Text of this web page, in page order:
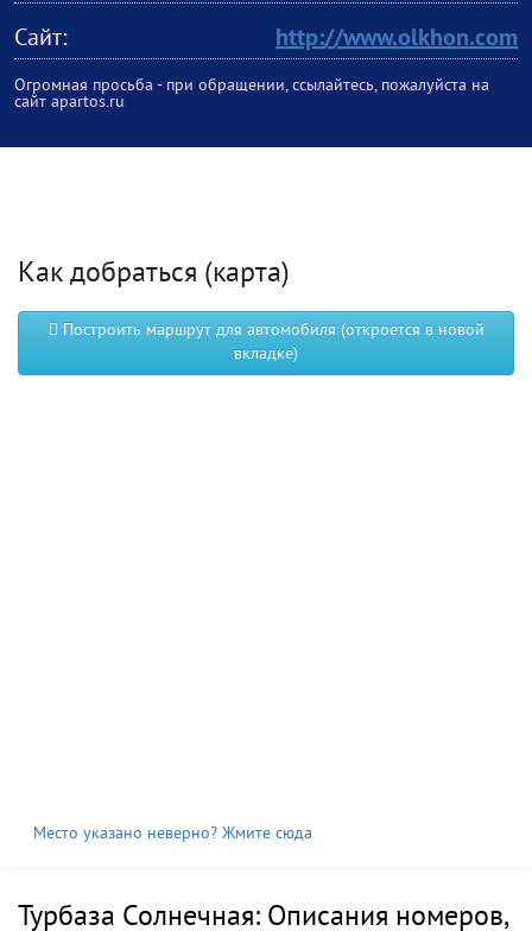
Сайт:
http://www.olkhon.com
Огромная просьба - при обращении, ссылайтесь, пожалуйста на
сайт apartos.ru
Как добраться (карта)
Построить маршрут для автомобиля (откроется в новой
вкладке)
Место указано неверно? Жмите сюда
Турбаза Солнечная: Описания номеров,